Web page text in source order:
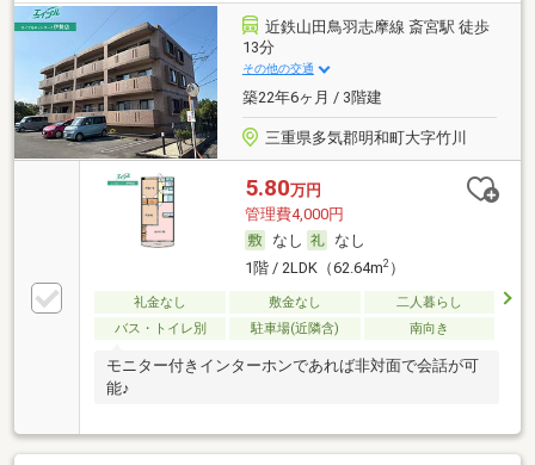
近鉄山田鳥羽志摩線 斎宮駅 徒歩
13分
その他の交通
築22年6ヶ月 / 3階建
三重県多気郡明和町大字竹川
5.80万円
管理費4,000円
なし
なし
1階 / 2LDK（62.64m2）
礼金なし 敷金なし
二人暮らし
バス・トイレ別
駐車場(近隣含) 南向き
モニター付きインターホンであれば非対面で会話が可
能♪